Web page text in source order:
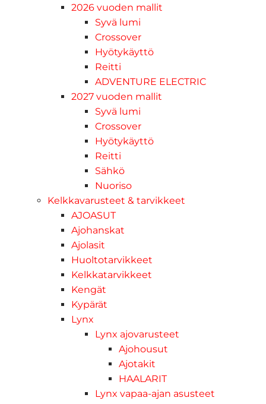
2026 vuoden mallit
Syvä lumi
Crossover
Hyötykäyttö
Reitti
ADVENTURE ELECTRIC
2027 vuoden mallit
Syvä lumi
Crossover
Hyötykäyttö
Reitti
Sähkö
Nuoriso
Kelkkavarusteet & tarvikkeet
AJOASUT
Ajohanskat
Ajolasit
Huoltotarvikkeet
Kelkkatarvikkeet
Kengät
Kypärät
Lynx
Lynx ajovarusteet
Ajohousut
Ajotakit
HAALARIT
Lynx vapaa-ajan asusteet